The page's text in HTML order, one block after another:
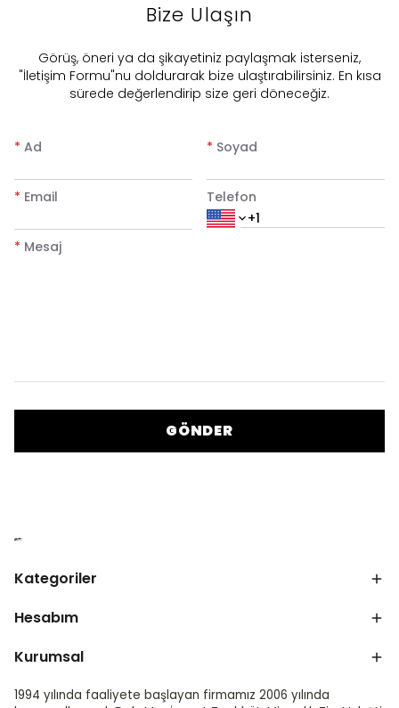
Bize Ulaşın
​Görüş, öneri ya da şikayetiniz paylaşmak isterseniz,
"İletişim Formu"nu doldurarak bize ulaştırabilirsiniz. En kısa
sürede değerlendirip size geri döneceğiz.
* Ad * Soyad
* Email Telefon
* Mesaj
GÖNDER
Kategoriler
Hesabım
Kurumsal
1994 yılında faaliyete başlayan firmamız 2006 yılında